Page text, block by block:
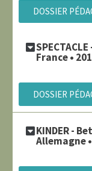
DOSSIER
France •
DOSSIER
KINDER -
Allemagne